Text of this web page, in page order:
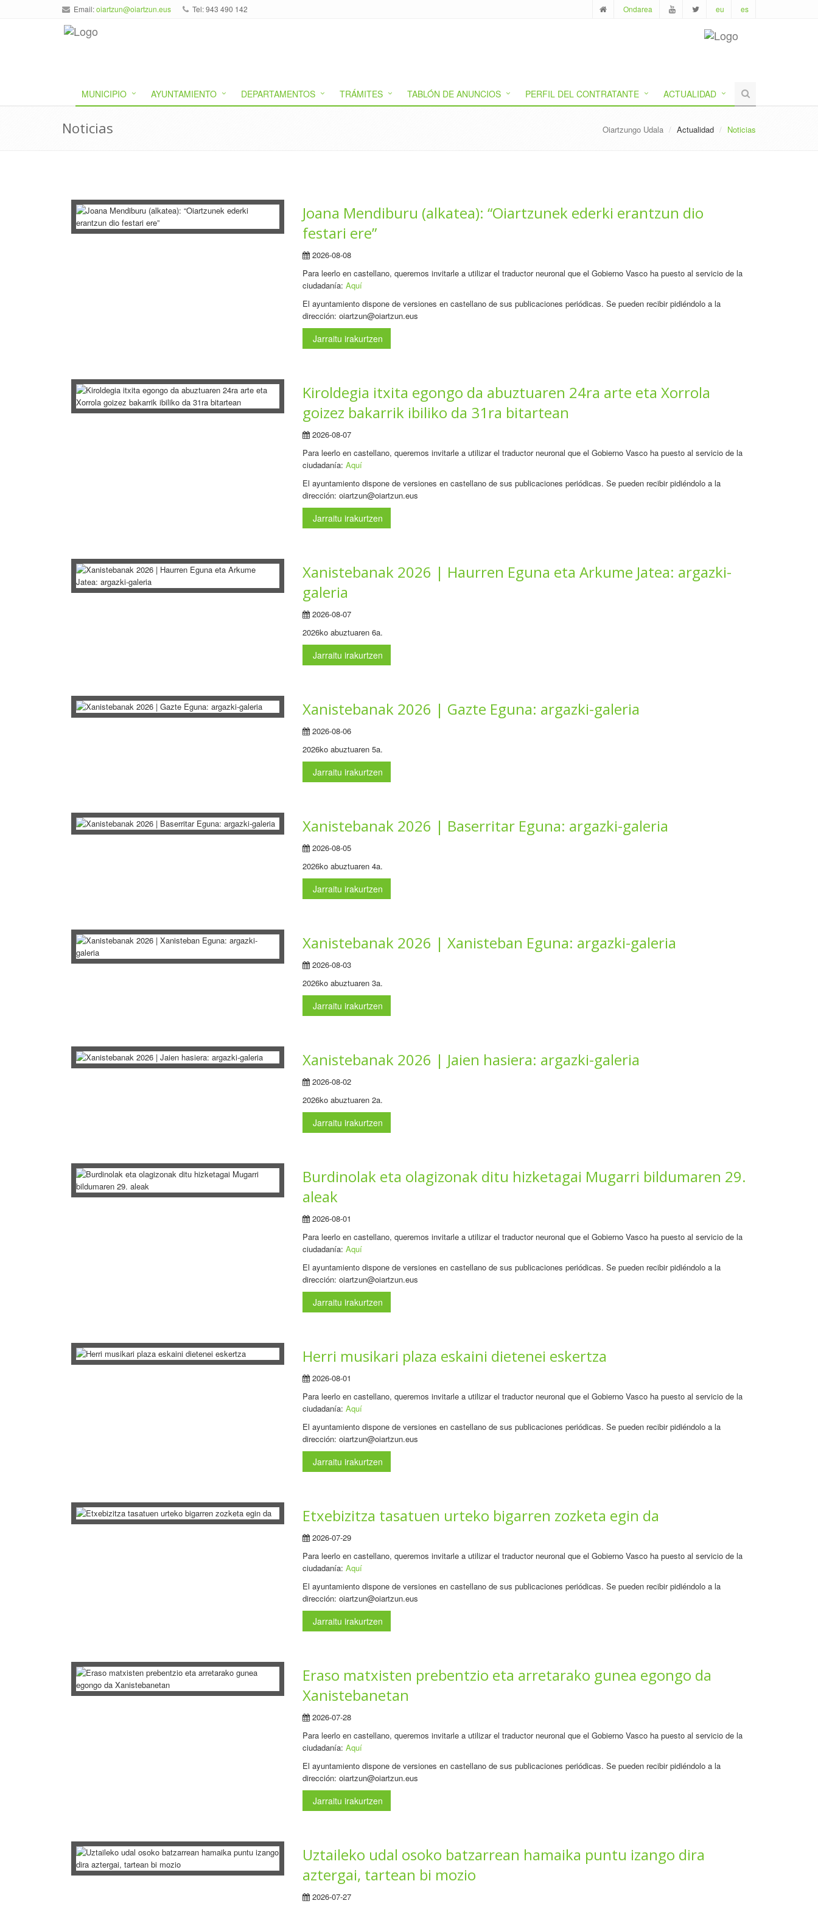
Email:oiartzun@oiartzun.eus Tel: 943 490 142 Ondarea eu es
MUNICIPIO AYUNTAMIENTO DEPARTAMENTOS TRÁMITES TABLÓN DE ANUNCIOS PERFIL DEL CONTRATANTE ACTUALIDAD
Noticias Oiartzungo Udala Actualidad Noticias
Joana Mendiburu (alkatea): “Oiartzunek ederki erantzun dio
festari ere”
2026-08-08
Para leerlo en castellano, queremos invitarle a utilizar el traductor neuronal que el Gobierno Vasco ha puesto al servicio de la
ciudadanía: Aquí
El ayuntamiento dispone de versiones en castellano de sus publicaciones periódicas. Se pueden recibir pidiéndolo a la
dirección: oiartzun@oiartzun.eus
Jarraitu irakurtzen
Kiroldegia itxita egongo da abuztuaren 24ra arte eta Xorrola
goizez bakarrik ibiliko da 31ra bitartean
2026-08-07
Para leerlo en castellano, queremos invitarle a utilizar el traductor neuronal que el Gobierno Vasco ha puesto al servicio de la
ciudadanía: Aquí
El ayuntamiento dispone de versiones en castellano de sus publicaciones periódicas. Se pueden recibir pidiéndolo a la
dirección: oiartzun@oiartzun.eus
Jarraitu irakurtzen
Xanistebanak 2026 | Haurren Eguna eta Arkume Jatea: argazki-
galeria
2026-08-07
2026ko abuztuaren 6a.
Jarraitu irakurtzen
Xanistebanak 2026 | Gazte Eguna: argazki-galeria
2026-08-06
2026ko abuztuaren 5a.
Jarraitu irakurtzen
Xanistebanak 2026 | Baserritar Eguna: argazki-galeria
2026-08-05
2026ko abuztuaren 4a.
Jarraitu irakurtzen
Xanistebanak 2026 | Xanisteban Eguna: argazki-galeria
2026-08-03
2026ko abuztuaren 3a.
Jarraitu irakurtzen
Xanistebanak 2026 | Jaien hasiera: argazki-galeria
2026-08-02
2026ko abuztuaren 2a.
Jarraitu irakurtzen
Burdinolak eta olagizonak ditu hizketagai Mugarri bildumaren 29.
aleak
2026-08-01
Para leerlo en castellano, queremos invitarle a utilizar el traductor neuronal que el Gobierno Vasco ha puesto al servicio de la
ciudadanía: Aquí
El ayuntamiento dispone de versiones en castellano de sus publicaciones periódicas. Se pueden recibir pidiéndolo a la
dirección: oiartzun@oiartzun.eus
Jarraitu irakurtzen
Herri musikari plaza eskaini dietenei eskertza
2026-08-01
Para leerlo en castellano, queremos invitarle a utilizar el traductor neuronal que el Gobierno Vasco ha puesto al servicio de la
ciudadanía: Aquí
El ayuntamiento dispone de versiones en castellano de sus publicaciones periódicas. Se pueden recibir pidiéndolo a la
dirección: oiartzun@oiartzun.eus
Jarraitu irakurtzen
Etxebizitza tasatuen urteko bigarren zozketa egin da
2026-07-29
Para leerlo en castellano, queremos invitarle a utilizar el traductor neuronal que el Gobierno Vasco ha puesto al servicio de la
ciudadanía: Aquí
El ayuntamiento dispone de versiones en castellano de sus publicaciones periódicas. Se pueden recibir pidiéndolo a la
dirección: oiartzun@oiartzun.eus
Jarraitu irakurtzen
Eraso matxisten prebentzio eta arretarako gunea egongo da
Xanistebanetan
2026-07-28
Para leerlo en castellano, queremos invitarle a utilizar el traductor neuronal que el Gobierno Vasco ha puesto al servicio de la
ciudadanía: Aquí
El ayuntamiento dispone de versiones en castellano de sus publicaciones periódicas. Se pueden recibir pidiéndolo a la
dirección: oiartzun@oiartzun.eus
Jarraitu irakurtzen
Uztaileko udal osoko batzarrean hamaika puntu izango dira
aztergai, tartean bi mozio
2026-07-27